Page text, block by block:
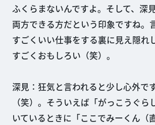
ふくらまないんですよ。そして、深
両方できる方だという印象ですね。
すごくいい仕事をする裏に見え隠れ
すごくおもしろい（笑）。
深見：狂気と言われると少し心外
（笑）。そういえば「がっこうぐら
いているときに「ここでみーくん（